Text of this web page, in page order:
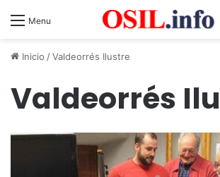
Menu
Inicio /Valdeorrés Ilustre
Valdeorrés